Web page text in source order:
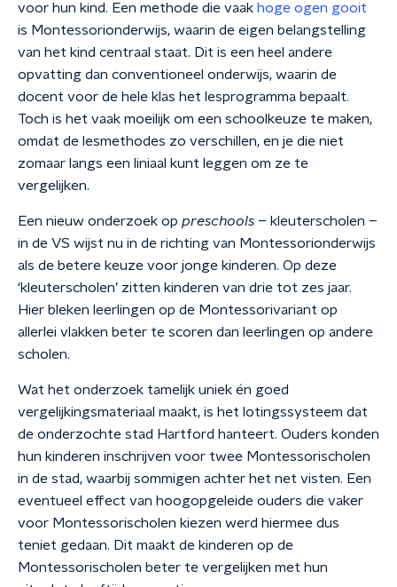
voor hun kind. Een methode die vaak hoge ogen gooit
is Montessorionderwijs, waarin de eigen belangstelling
van het kind centraal staat. Dit is een heel andere
opvatting dan conventioneel onderwijs, waarin de
docent voor de hele klas het lesprogramma bepaalt.
Toch is het vaak moeilijk om een schoolkeuze te maken,
omdat de lesmethodes zo verschillen, en je die niet
zomaar langs een liniaal kunt leggen om ze te
vergelijken.
Een nieuw onderzoek op preschools – kleuterscholen –
in de VS wijst nu in de richting van Montessorionderwijs
als de betere keuze voor jonge kinderen. Op deze
‘kleuterscholen’ zitten kinderen van drie tot zes jaar.
Hier bleken leerlingen op de Montessorivariant op
allerlei vlakken beter te scoren dan leerlingen op andere
scholen.
Wat het onderzoek tamelijk uniek én goed
vergelijkingsmateriaal maakt, is het lotingssysteem dat
de onderzochte stad Hartford hanteert. Ouders konden
hun kinderen inschrijven voor twee Montessorischolen
in de stad, waarbij sommigen achter het net visten. Een
eventueel effect van hoogopgeleide ouders die vaker
voor Montessorischolen kiezen werd hiermee dus
teniet gedaan. Dit maakt de kinderen op de
Montessorischolen beter te vergelijken met hun